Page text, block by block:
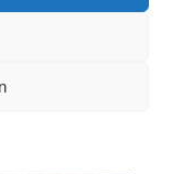
| Gastronomie im